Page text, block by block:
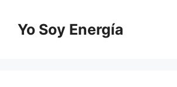
contenido
Yo Soy Energía